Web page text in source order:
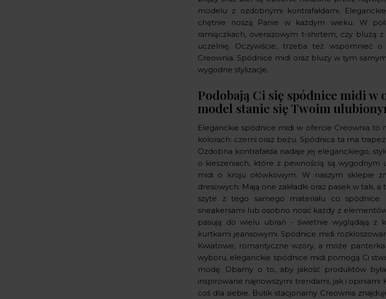
modelu z ozdobnymi kontrafałdami.
chętnie noszą Panie w każdym wieku. W
ramiączkach, oversizowym t-shirtem, czy bluzą
uczelnię. Oczywiście, trzeba też wspomnieć
Creownia. Spódnice midi oraz bluzy w tym
wygodne stylizacje.
Podobają Ci się spódnice midi
model stanie się Twoim
Eleganckie spódnice midi w ofercie Creownia
kolorach: czerni oraz beżu. Spódnica ta ma
Ozdobna kontrafałda nadaje jej eleganckiego,
o kieszeniach, które z pewnością są
midi o kroju ołówkowym. W naszym sklepie
dresowych. Mają one zakładki oraz pasek w talii,
szyte z tego samego materiału co
sneakersami lub osobno nosić każdy z
pasują do wielu ubrań - świetnie wyglądają z
kurtkami jeansowymi. Spódnice midi
Kwiatowe, romantyczne wzory, a może
wyboru, eleganckie spódnice midi pomogą Ci
modę. Dbamy o to, aby jakość produktów
inspirowane najnowszymi trendami, jak i opiniami
coś dla siebie. Butik stacjonarny Creownia